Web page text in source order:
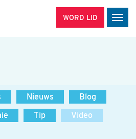
WORD LID
Nieuws
Blog
Tip
Video